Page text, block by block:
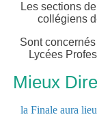
Les sections
collégiens
Sont
Lycées
Mieux
la Finale aura